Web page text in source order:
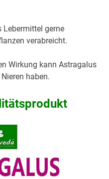
Lebermittel gerne
verabreicht.
Wirkung kann Astragalus
haben.